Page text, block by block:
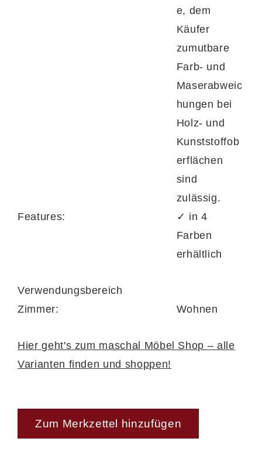
e, dem
Käufer
zumutbare
Farb- und
Maserabweic
hungen bei
Holz- und
Kunststoffob
erflächen
sind
zulässig.
Features:
✓ in 4
Farben
erhältlich
Verwendungsbereich
Zimmer:
Wohnen
Hier geht's zum maschal Möbel Shop – alle
Varianten finden und shoppen!
Zum Merkzettel hinzufügen